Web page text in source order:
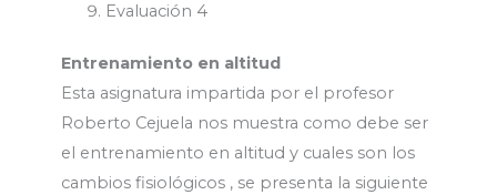
Evaluación 4
Entrenamiento en altitud
Esta asignatura impartida por el profesor
Roberto Cejuela nos muestra como debe ser
el entrenamiento en altitud y cuales son los
cambios fisiológicos , se presenta la siguiente